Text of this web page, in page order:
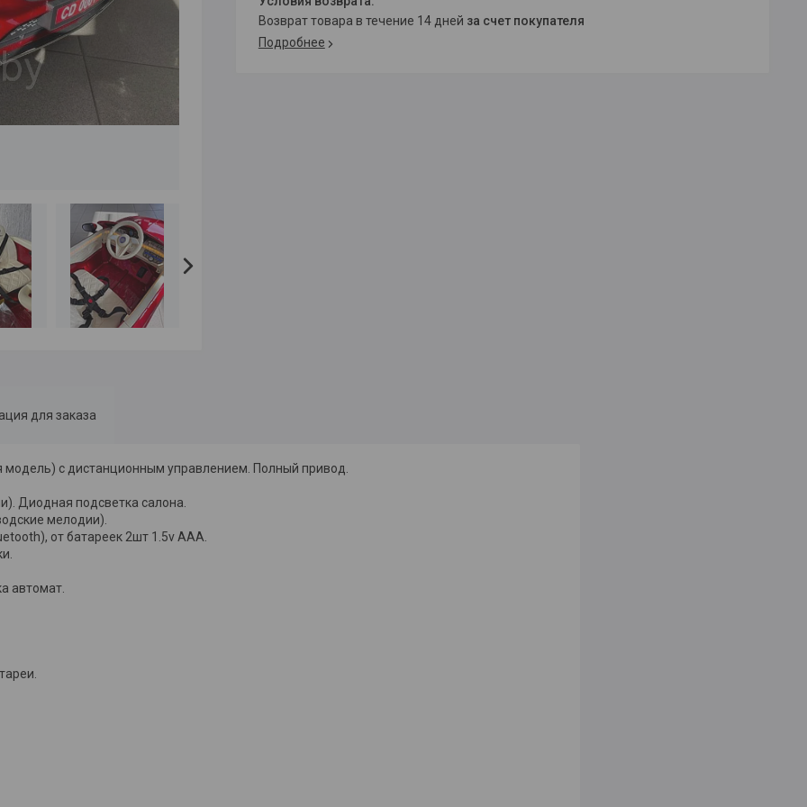
возврат товара в течение 14 дней за счет покупателя
Подробнее
для заказа
с дистанционным управлением. Полный привод.
Диодная подсветка салона.
мелодии).
от батареек 2шт 1.5v AAA.
автомат.